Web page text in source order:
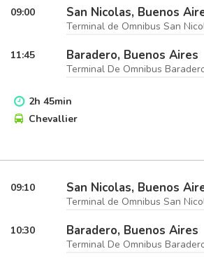
09:00 San Nicolas, Buenos
Terminal de Omnibus San
11:45 Baradero, Buenos Aires
Terminal De Omnibus
2h 45min
Chevallier
09:10 San Nicolas, Buenos
Terminal de Omnibus San
10:30 Baradero, Buenos Aires
Terminal De Omnibus